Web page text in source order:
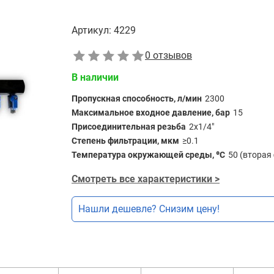
Артикул: 4229
0 отзывов
В наличии
Пропускная способность, л/мин 2300
Максимальное входное давление, бар 15
Присоединительная резьба 2х1/4"
Степень фильтрации, мкм ≥0.1
Температура окружающей среды, ⁰С 50 (вторая
Смотреть все характеристики >
Нашли дешевле? Снизим цену!